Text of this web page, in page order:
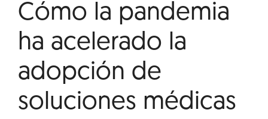
Cómo la pandemia
ha acelerado la
adopción de
soluciones médicas